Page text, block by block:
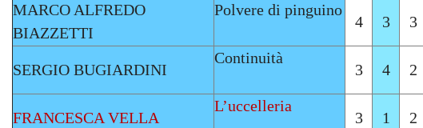
MARCO ALFREDO
BIAZZETTI
Polvere di pinguino
4 3 3
SERGIO BUGIARDINI
Continuità
3 4 2
FRANCESCA VELLA
L’uccelleria
3 1 2